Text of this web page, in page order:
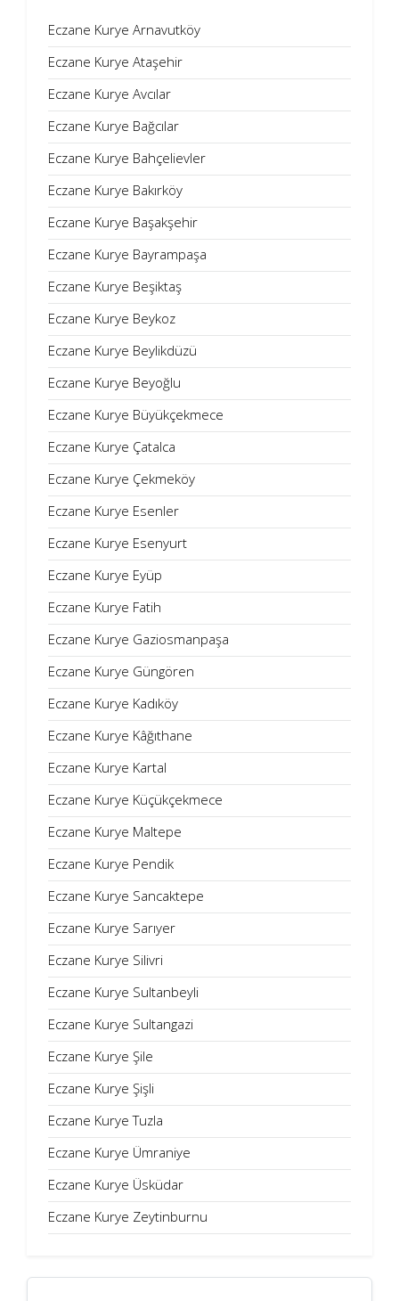
Eczane Kurye Arnavutköy
Eczane Kurye Ataşehir
Eczane Kurye Avcılar
Eczane Kurye Bağcılar
Eczane Kurye Bahçelievler
Eczane Kurye Bakırköy
Eczane Kurye Başakşehir
Eczane Kurye Bayrampaşa
Eczane Kurye Beşiktaş
Eczane Kurye Beykoz
Eczane Kurye Beylikdüzü
Eczane Kurye Beyoğlu
Eczane Kurye Büyükçekmece
Eczane Kurye Çatalca
Eczane Kurye Çekmeköy
Eczane Kurye Esenler
Eczane Kurye Esenyurt
Eczane Kurye Eyüp
Eczane Kurye Fatih
Eczane Kurye Gaziosmanpaşa
Eczane Kurye Güngören
Eczane Kurye Kadıköy
Eczane Kurye Kâğıthane
Eczane Kurye Kartal
Eczane Kurye Küçükçekmece
Eczane Kurye Maltepe
Eczane Kurye Pendik
Eczane Kurye Sancaktepe
Eczane Kurye Sarıyer
Eczane Kurye Silivri
Eczane Kurye Sultanbeyli
Eczane Kurye Sultangazi
Eczane Kurye Şile
Eczane Kurye Şişli
Eczane Kurye Tuzla
Eczane Kurye Ümraniye
Eczane Kurye Üsküdar
Eczane Kurye Zeytinburnu